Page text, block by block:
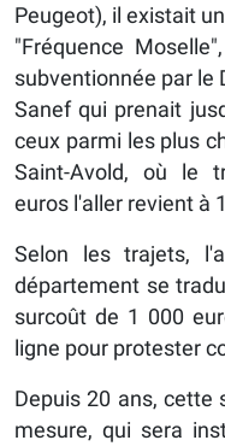
Peugeot), il existait
"Fréquence
subventionnée par le
Sanef qui prenait
ceux parmi les plus
Saint-Avold, où le
euros l'aller revient à
Selon les trajets,
département se
surcoût de 1 000
ligne pour protester
Depuis 20 ans, cette
mesure, qui sera